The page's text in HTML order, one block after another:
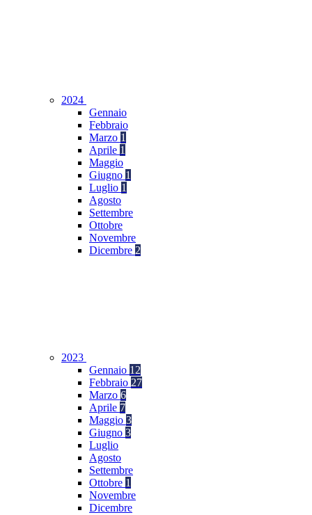
2024
Gennaio
Febbraio
Marzo 1
Aprile 1
Maggio
Giugno 1
Luglio 1
Agosto
Settembre
Ottobre
Novembre
Dicembre 2
2023
Gennaio 12
Febbraio 27
Marzo 6
Aprile 7
Maggio 3
Giugno 3
Luglio
Agosto
Settembre
Ottobre 1
Novembre
Dicembre